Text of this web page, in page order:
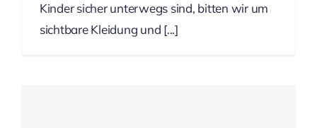
Kinder sicher unterwegs sind, bitten wir um
sichtbare Kleidung und [...]